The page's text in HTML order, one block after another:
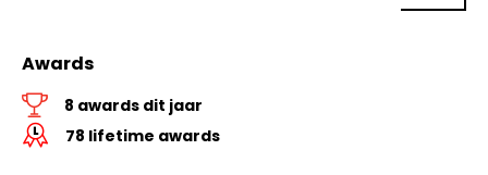
Awards
8 awards dit jaar
78 lifetime awards